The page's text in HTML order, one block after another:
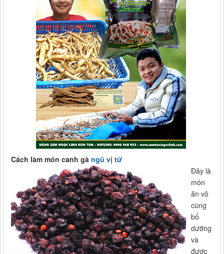
Cách làm món canh gà ngũ vị tử
Đây là
món
ăn vô
cùng
bổ
dưỡng
và
được